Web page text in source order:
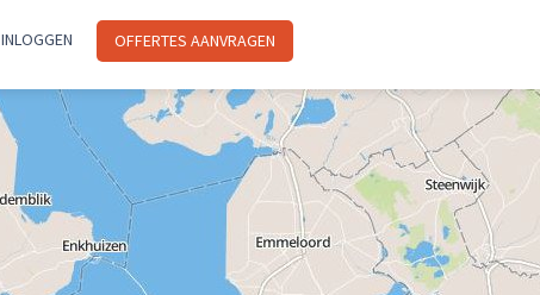
INLOGGEN OFFERTES AANVRAGEN